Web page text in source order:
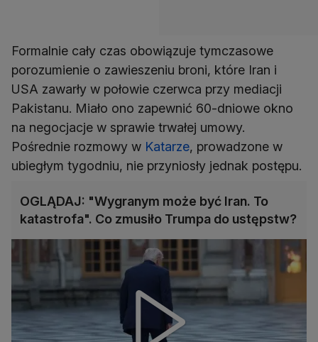
Formalnie cały czas obowiązuje tymczasowe
porozumienie o zawieszeniu broni, które Iran i
USA zawarły w połowie czerwca przy mediacji
Pakistanu. Miało ono zapewnić 60-dniowe okno
na negocjacje w sprawie trwałej umowy.
Pośrednie rozmowy w Katarze, prowadzone w
ubiegłym tygodniu, nie przyniosły jednak postępu.
OGLĄDAJ: "Wygranym może być Iran. To
katastrofa". Co zmusiło Trumpa do ustępstw?